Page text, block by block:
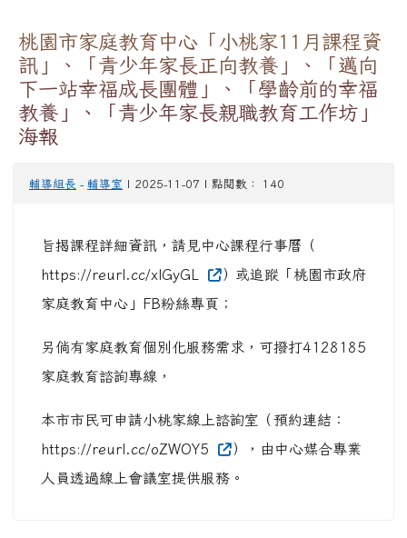
桃園市家庭教育中心「小桃家11月課程資
訊」、「青少年家長正向教養」、「邁向
下一站幸福成長團體」、「學齡前的幸福
教養」、「青少年家長親職教育工作坊」
海報
輔導組長 - 輔導室 | 2025-11-07 | 點閱數： 140
旨揭課程詳細資訊，請見中心課程行事曆（
https://reurl.cc/xlGyGL
）或追蹤「桃園市政府
家庭教育中心」FB粉絲專頁；
另倘有家庭教育個別化服務需求，可撥打4128185
家庭教育諮詢專線，
本市市民可申請小桃家線上諮詢室（預約連結：
https://reurl.cc/oZWOY5
），由中心媒合專業
人員透過線上會議室提供服務。